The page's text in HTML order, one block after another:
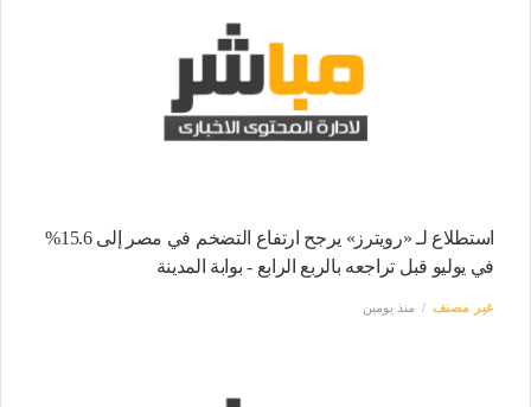
استطلاع لـ «رويترز» يرجح ارتفاع التضخم في مصر إلى 15.6%
في يوليو قبل تراجعه بالربع الرابع - بوابة المدينة
غير مصنف منذ يومين